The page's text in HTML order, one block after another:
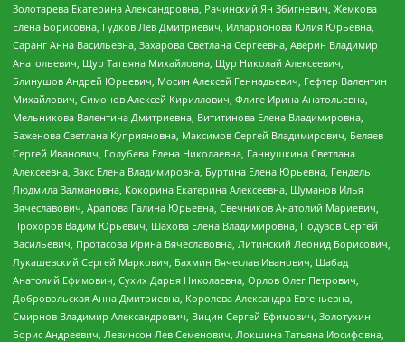
Золотарева Екатерина Александровна, Рачинский Ян Збигневич, Жемкова
Елена Борисовна, Гудков Лев Дмитриевич, Илларионова Юлия Юрьевна,
Саранг Анна Васильевна, Захарова Светлана Сергеевна, Аверин Владимир
Анатольевич, Щур Татьяна Михайловна, Щур Николай Алексеевич,
Блинушов Андрей Юрьевич, Мосин Алексей Геннадьевич, Гефтер Валентин
Михайлович, Симонов Алексей Кириллович, Флиге Ирина Анатольевна,
Мельникова Валентина Дмитриевна, Вититинова Елена Владимировна,
Баженова Светлана Куприяновна, Максимов Сергей Владимирович, Беляев
Сергей Иванович, Голубева Елена Николаевна, Ганнушкина Светлана
Алексеевна, Закс Елена Владимировна, Буртина Елена Юрьевна, Гендель
Людмила Залмановна, Кокорина Екатерина Алексеевна, Шуманов Илья
Вячеславович, Арапова Галина Юрьевна, Свечников Анатолий Мариевич,
Прохоров Вадим Юрьевич, Шахова Елена Владимировна, Подузов Сергей
Васильевич, Протасова Ирина Вячеславовна, Литинский Леонид Борисович,
Лукашевский Сергей Маркович, Бахмин Вячеслав Иванович, Шабад
Анатолий Ефимович, Сухих Дарья Николаевна, Орлов Олег Петрович,
Добровольская Анна Дмитриевна, Королева Александра Евгеньевна,
Смирнов Владимир Александрович, Вицин Сергей Ефимович, Золотухин
Борис Андреевич, Левинсон Лев Семенович, Локшина Татьяна Иосифовна,